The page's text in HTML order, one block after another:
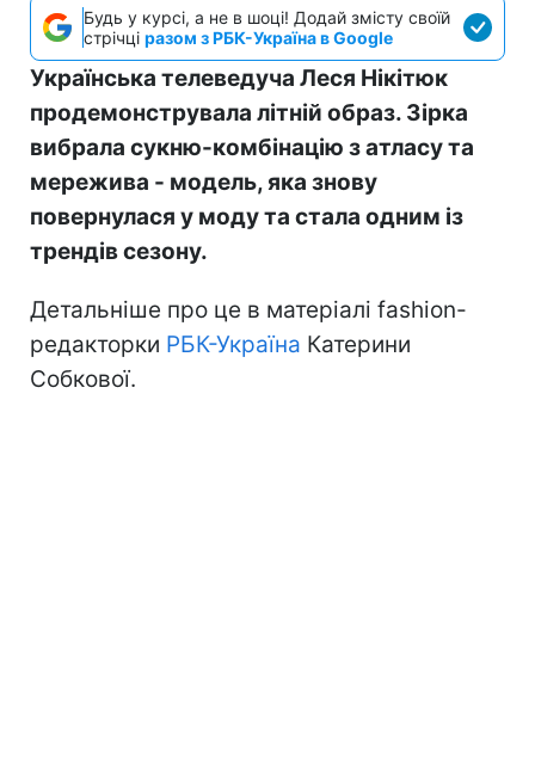
Будь у курсі, а не в шоці! Додай змісту своїй
стрічці разом з РБК-Україна в Google
Українська телеведуча Леся Нікітюк
продемонструвала літній образ. Зірка
вибрала сукню-комбінацію з атласу та
мережива - модель, яка знову
повернулася у моду та стала одним із
трендів сезону.
Детальніше про це в матеріалі fashion-
редакторки РБК-Україна Катерини
Собкової.